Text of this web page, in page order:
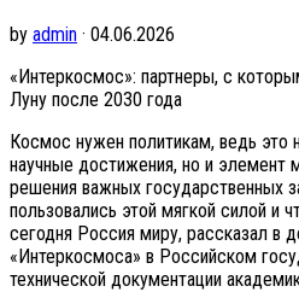
by admin · 04.06.2026
«Интеркосмос»: партнеры, с
Луну после 2030 года
Космос нужен политикам, ведь это
научные достижения, но и элемент
решения важных государственных
пользовались этой мягкой силой и
сегодня Россия миру, рассказал в
«Интеркосмоса» в Российском
технической документации